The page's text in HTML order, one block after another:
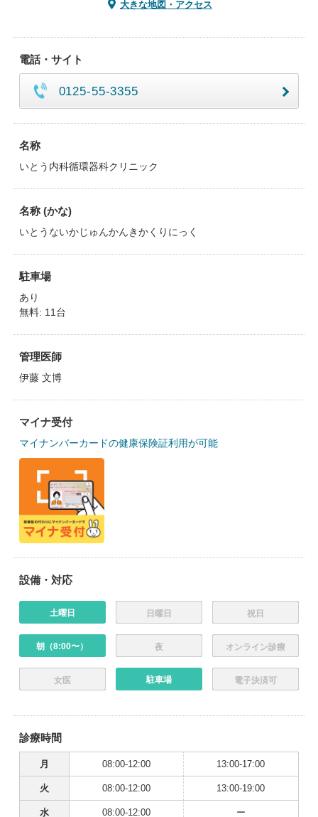
大きな地図・アクセス
電話・サイト
0125-55-3355
名称
いとう内科循環器科クリニック
名称 (かな)
いとうないかじゅんかんきかくりにっく
駐車場
あり
無料: 11台
管理医師
伊藤 文博
マイナ受付
マイナンバーカードの健康保険証利用が可能
設備・対応
土曜日 日曜日 祝日
朝（8:00〜） 夜 オンライン診療
女医 駐車場 電子決済可
診療時間
月 08:00-12:00 13:00-17:00
火 08:00-12:00 13:00-19:00
水 08:00-12:00 ー